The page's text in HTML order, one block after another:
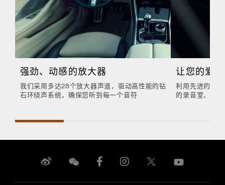
强劲、动感的放大器
我们采用多达28个放大器声道，驱动高性能的钻
石环绕声系统，确保您听到每一个音符
让您的爱
利用先进的数
的录音室、音